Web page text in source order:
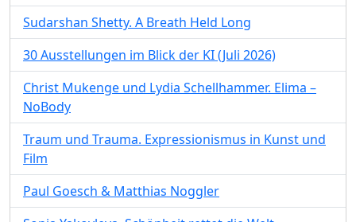
Sudarshan Shetty. A Breath Held Long
30 Ausstellungen im Blick der KI (Juli 2026)
Christ Mukenge und Lydia Schellhammer. Elima –
NoBody
Traum und Trauma. Expressionismus in Kunst und
Film
Paul Goesch & Matthias Noggler